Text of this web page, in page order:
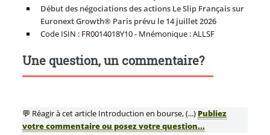
Début des négociations des actions Le Slip Français sur
Euronext Growth® Paris prévu le 14 juillet 2026
Code ISIN : FR0014018Y10 - Mnémonique : ALLSF
Une question, un commentaire?
💬 Réagir à cet article Introduction en bourse, (...) Publiez
votre commentaire ou posez votre question...